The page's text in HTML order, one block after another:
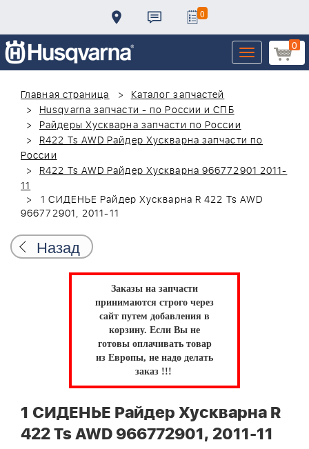
0
0
Toggle
navigation
Главная страница
Каталог запчастей
Husqvarna запчасти - по России и СПБ
Райдеры Хускварна запчасти по России
R422 Ts AWD Райдер Хускварна запчасти по
России
R422 Ts AWD Райдер Хускварна 966772901 2011-
11
1 СИДЕНЬЕ Райдер Хускварна R 422 Ts AWD
966772901, 2011-11
Назад
Заказы на запчасти
принимаются строго через
сайт путем добавления в
корзину. Если Вы не
готовы оплачивать товар
из Европы, не надо делать
заказ !!!
1 СИДЕНЬЕ Райдер Хускварна R
422 Ts AWD 966772901, 2011-11